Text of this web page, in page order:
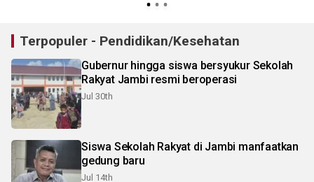
Terpopuler - Pendidikan/Kesehatan
Gubernur hingga siswa bersyukur Sekolah
Rakyat Jambi resmi beroperasi
Jul 30th
Siswa Sekolah Rakyat di Jambi manfaatkan
gedung baru
Jul 14th